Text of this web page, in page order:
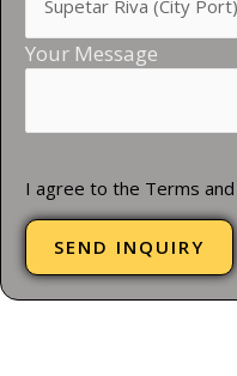
Your Message
I agree to the Terms and
SEND INQUIRY